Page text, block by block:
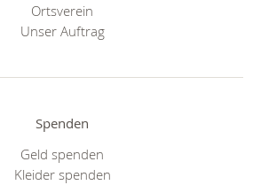
Ortsverein
Unser Auftrag
Spenden
Geld spenden
Kleider spenden